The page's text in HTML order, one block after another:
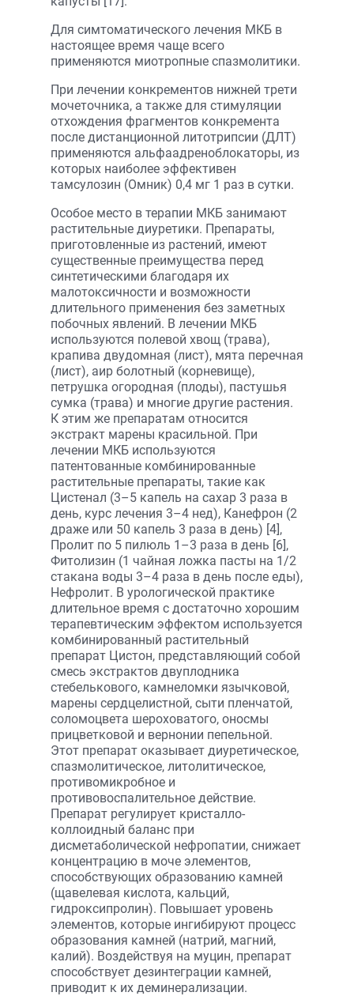
Для симтоматического лечения МКБ в
настоящее время чаще всего
применяются миотропные спазмолитики.
При лечении конкрементов нижней трети
мочеточника, а также для стимуляции
отхождения фрагментов конкремента
после дистанционной литотрипсии (ДЛТ)
применяются альфаадреноблокаторы, из
которых наиболее эффективен
тамсулозин (Омник) 0,4 мг 1 раз в сутки.
Особое место в терапии МКБ занимают
растительные диуретики. Препараты,
приготовленные из растений, имеют
существенные преимущества перед
синтетическими благодаря их
малотоксичности и возможности
длительного применения без заметных
побочных явлений. В лечении МКБ
используются полевой хвощ (трава),
крапива двудомная (лист), мята перечная
(лист), аир болотный (корневище),
петрушка огородная (плоды), пастушья
сумка (трава) и многие другие растения.
К этим же препаратам относится
экстракт марены красильной. При
лечении МКБ используются
патентованные комбинированные
растительные препараты, такие как
Цистенал (3–5 капель на сахар 3 раза в
день, курс лечения 3–4 нед), Канефрон (2
драже или 50 капель 3 раза в день) [4],
Пролит по 5 пилюль 1–3 раза в день [6],
Фитолизин (1 чайная ложка пасты на 1/2
стакана воды 3–4 раза в день после еды),
Нефролит. В урологической практике
длительное время с достаточно хорошим
терапевтическим эффектом используется
комбинированный растительный
препарат Цистон, представляющий собой
смесь экстрактов двуплодника
стебелькового, камнеломки язычковой,
марены сердцелистной, сыти пленчатой,
соломоцвета шероховатого, оносмы
прицветковой и вернонии пепельной.
Этот препарат оказывает диуретическое,
спазмолитическое, литолитическое,
противомикробное и
противовоспалительное действие.
Препарат регулирует кристалло-
коллоидный баланс при
дисметаболической нефропатии, снижает
концентрацию в моче элементов,
способствующих образованию камней
(щавелевая кислота, кальций,
гидроксипролин). Повышает уровень
элементов, которые ингибируют процесс
образования камней (натрий, магний,
калий). Воздействуя на муцин, препарат
способствует дезинтеграции камней,
приводит к их деминерализации.